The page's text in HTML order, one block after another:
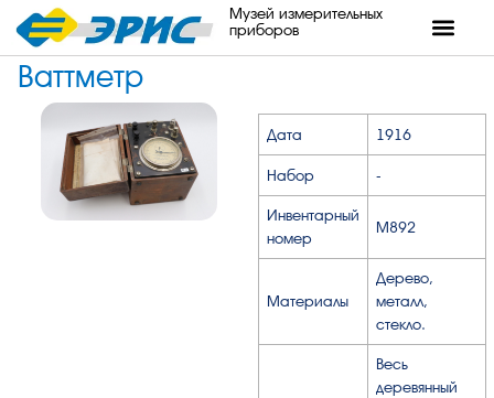
Музей измерительных
приборов
Ваттметр
Дата 1916
Набор -
Инвентарный
номер
М892
Материалы
Дерево,
металл,
стекло.
Весь
деревянный